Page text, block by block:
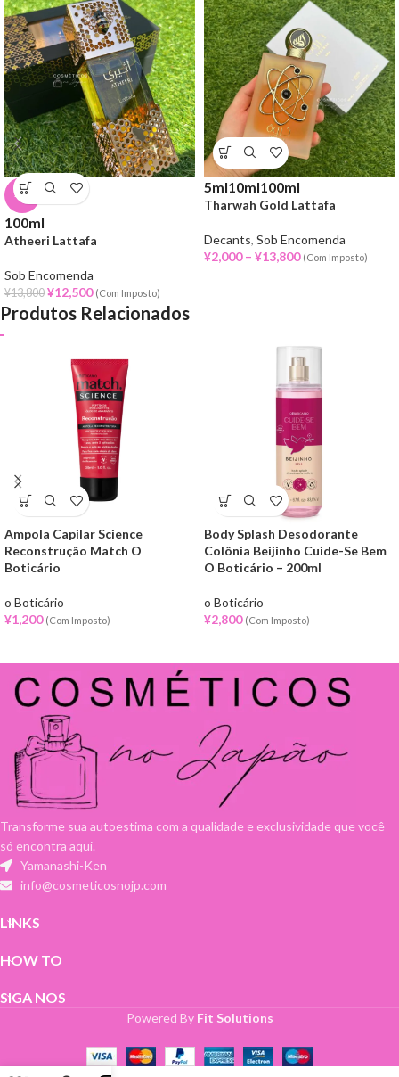
-9%
100ml
Atheeri Lattafa
Sob Encomenda
¥13,800 ¥12,500 (Com Imposto)
5ml10ml100ml
Tharwah Gold Lattafa
Decants, Sob Encomenda
¥2,000 – ¥13,800 (Com Imposto)
Produtos Relacionados
Ampola Capilar Science
Reconstrução Match O
Boticário
o Boticário
¥1,200 (Com Imposto)
Body Splash Desodorante
Colônia Beijinho Cuide-Se Bem
O Boticário – 200ml
o Boticário
¥2,800 (Com Imposto)
Transforme sua autoestima com a qualidade e exclusividade que você
só encontra aqui.
Yamanashi-Ken
info@cosmeticosnojp.com
LINKS
HOW TO
SIGA NOS
Powered By Fit Solutions